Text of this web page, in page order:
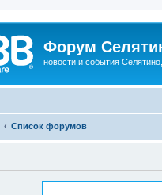
Форум
новости и события
Список форумов